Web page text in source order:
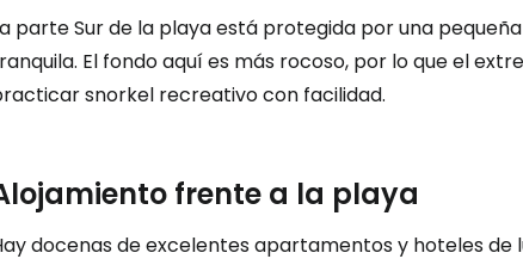
parte Sur de la playa está protegida por una
El fondo aquí es más rocoso, por lo que el
snorkel recreativo con facilidad.
frente a la playa
docenas de excelentes apartamentos y hoteles de